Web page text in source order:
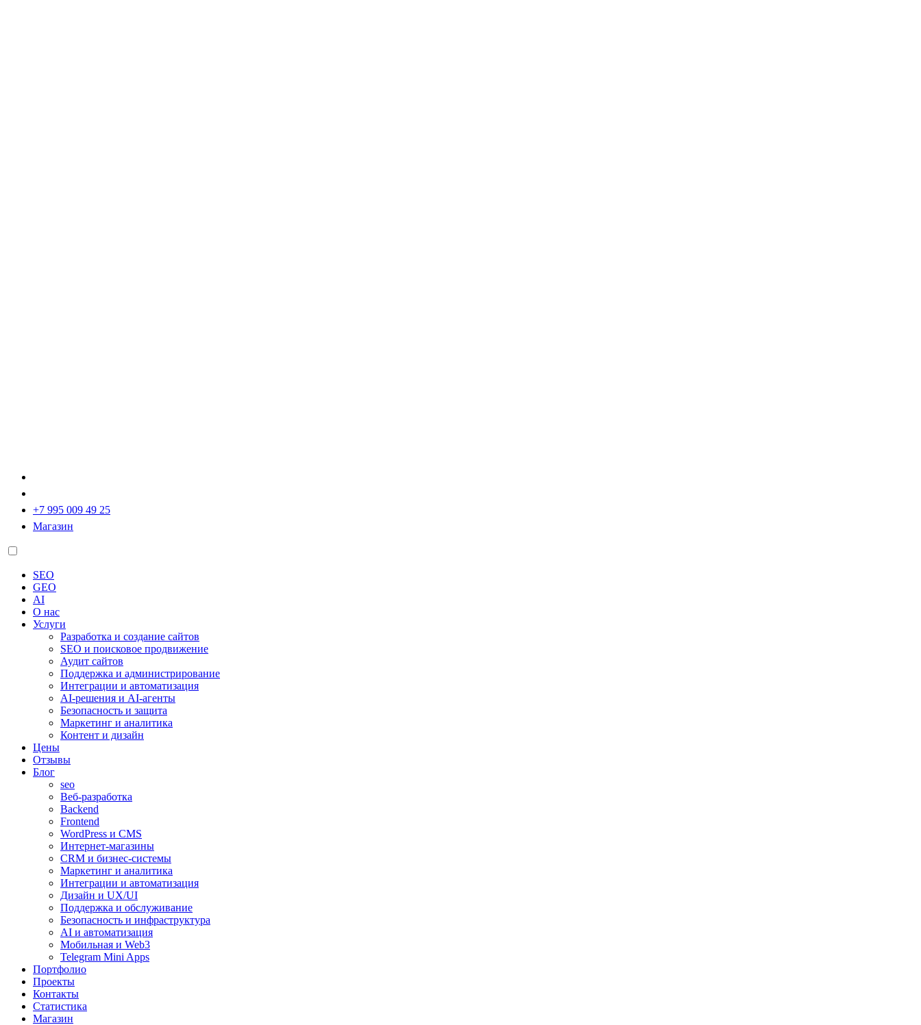
+7 995 009 49 25
Магазин
SEO
GEO
AI
О нас
Услуги
Разработка и создание сайтов
SEO и поисковое продвижение
Аудит сайтов
Поддержка и администрирование
Интеграции и автоматизация
AI-решения и AI-агенты
Безопасность и защита
Маркетинг и аналитика
Контент и дизайн
Цены
Отзывы
Блог
seo
Веб-разработка
Backend
Frontend
WordPress и CMS
Интернет-магазины
CRM и бизнес-системы
Маркетинг и аналитика
Интеграции и автоматизация
Дизайн и UX/UI
Поддержка и обслуживание
Безопасность и инфраструктура
AI и автоматизация
Мобильная и Web3
Telegram Mini Apps
Портфолио
Проекты
Контакты
Статистика
Магазин